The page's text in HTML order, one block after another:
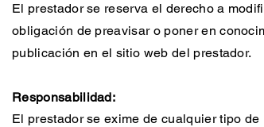
El prestador se reserva el derecho a
obligación de preavisar o poner en
publicación en el sitio web del prestador.
Responsabilidad:
El prestador se exime de cualquier tipo